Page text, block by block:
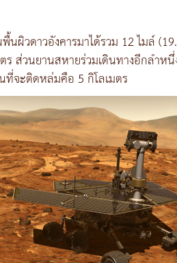
ดาวอังคารมาได้รวม 12 ไมล์
ร ส่วนยานสหายร่วมเดินทางอีกลำ
ที่จะติดหล่มคือ 5 กิโลเมตร